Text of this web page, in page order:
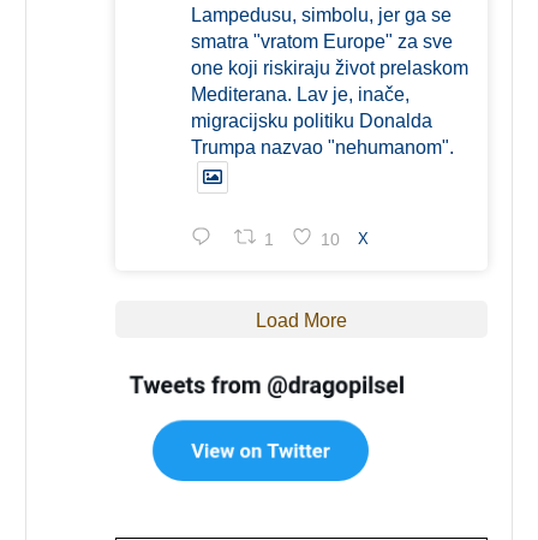
Lampedusu, simbolu, jer ga se
smatra "vratom Europe" za sve
one koji riskiraju život prelaskom
Mediterana. Lav je, inače,
migracijsku politiku Donalda
Trumpa nazvao "nehumanom".
1 10 X
Load More